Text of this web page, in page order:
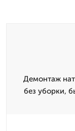
Демонтаж
без уборки,